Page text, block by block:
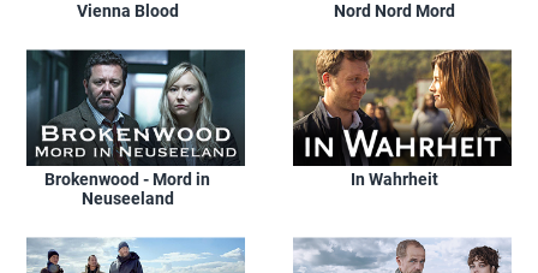
Vienna Blood Nord Nord Mord
Brokenwood - Mord in
Neuseeland
In Wahrheit